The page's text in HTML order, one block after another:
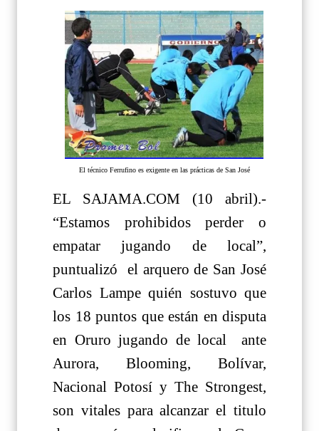
El técnico Ferrufino es exigente en las prácticas de San José
EL SAJAMA.COM (10 abril).-
“Estamos prohibidos perder o
empatar jugando de local”,
puntualizó el arquero de San José
Carlos Lampe quién sostuvo que
los 18 puntos que están en disputa
en Oruro jugando de local ante
Aurora, Blooming, Bolívar,
Nacional Potosí y The Strongest,
son vitales para alcanzar el titulo